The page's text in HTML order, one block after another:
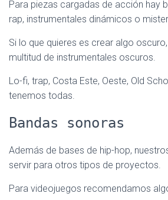
Para piezas cargadas de acción hay
rap, instrumentales dinámicos o
Si lo que quieres es crear algo
multitud de instrumentales oscuros.
Lo-fi, trap, Costa Este, Oeste, Old
tenemos todas.
Bandas sonoras
Además de bases de hip-hop,
servir para otros tipos de proyectos.
Para videojuegos recomendamos